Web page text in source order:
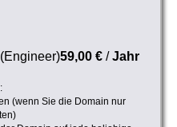
59,00 €/Jahr
(wenn Sie die Domain nur